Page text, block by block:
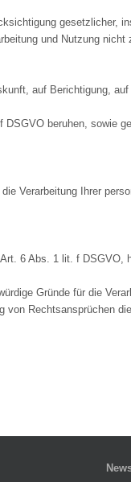
gesetzlicher,
und Nutzung nicht
auf Berichtigung,
beruhen, sowie
Verarbeitung Ihrer
6 Abs. 1 lit. f DSGVO,
Gründe für die
von Rechtsansprüchen